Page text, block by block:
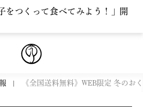
をつくって食べてみよう！」開
《全国送料無料》WEB限定 冬の